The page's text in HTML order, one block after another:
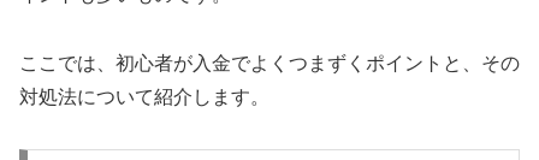
ここでは、初心者が入金でよくつまずくポイントと、その
対処法について紹介します。